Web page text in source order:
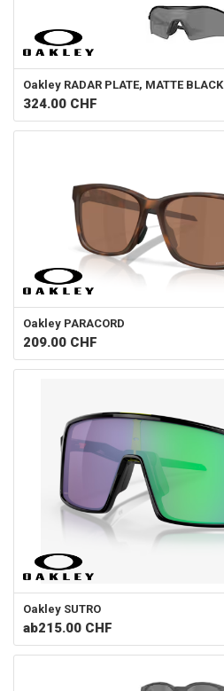
Oakley RADAR PLATE, MATTE BLACK
324.00 CHF
Oakley PARACORD
209.00 CHF
Oakley SUTRO
ab215.00 CHF